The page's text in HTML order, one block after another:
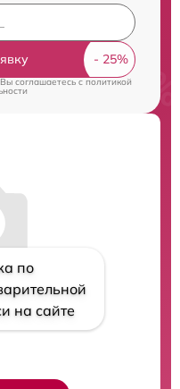
соглашаетесь cполитикой
по
на сайте